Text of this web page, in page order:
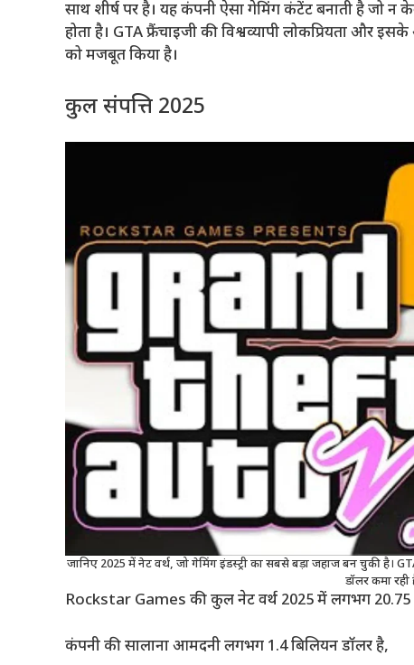
साथ शीर्ष पर है। यह कंपनी ऐसा गेमिंग कंटेंट बनाती है जो न
होता है। GTA फ्रैंचाइजी की विश्वव्यापी लोकप्रियता और
को मजबूत किया है।
कुल संपत्ति 2025
जानिए 2025 में नेट वर्थ, जो गेमिंग इंडस्ट्री का सबसे बड़ा जहाज बन चुकी
डॉलर कमा रही
Rockstar Games की कुल नेट वर्थ 2025 में लगभग 20.75
कंपनी की सालाना आमदनी लगभग 1.4 बिलियन डॉलर है,